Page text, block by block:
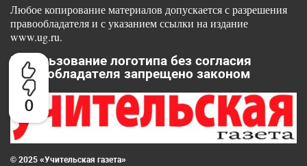
0
Любое копирование материалов допускается с разрешения
правообладателя и с указанием ссылки на издание
www.ug.ru.
Использование логотипа без согласия
правообладателя запрещено законом
© 2025 «Учительская газета»